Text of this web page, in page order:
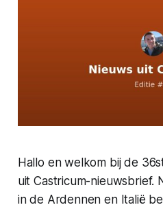
Hallo en welkom bij de
uit Castricum-nieuwsbrief.
in de Ardennen en Italië